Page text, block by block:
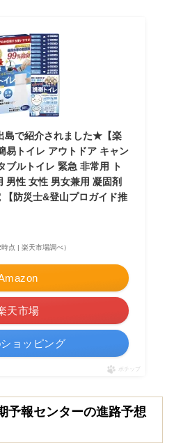
島で紹介されました★【楽
易トイレ アウトドア キャン
ブルトイレ 緊急 非常用 ト
男性 女性 男女兼用 凝固剤
防災士&登山プロガイド推
点 | 楽天市場調べ）
天市場
ョッピング
ポチップ
予報センターの進路予想